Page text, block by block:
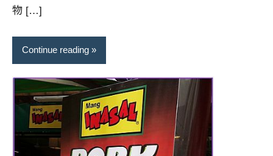
物 […]
Continue reading